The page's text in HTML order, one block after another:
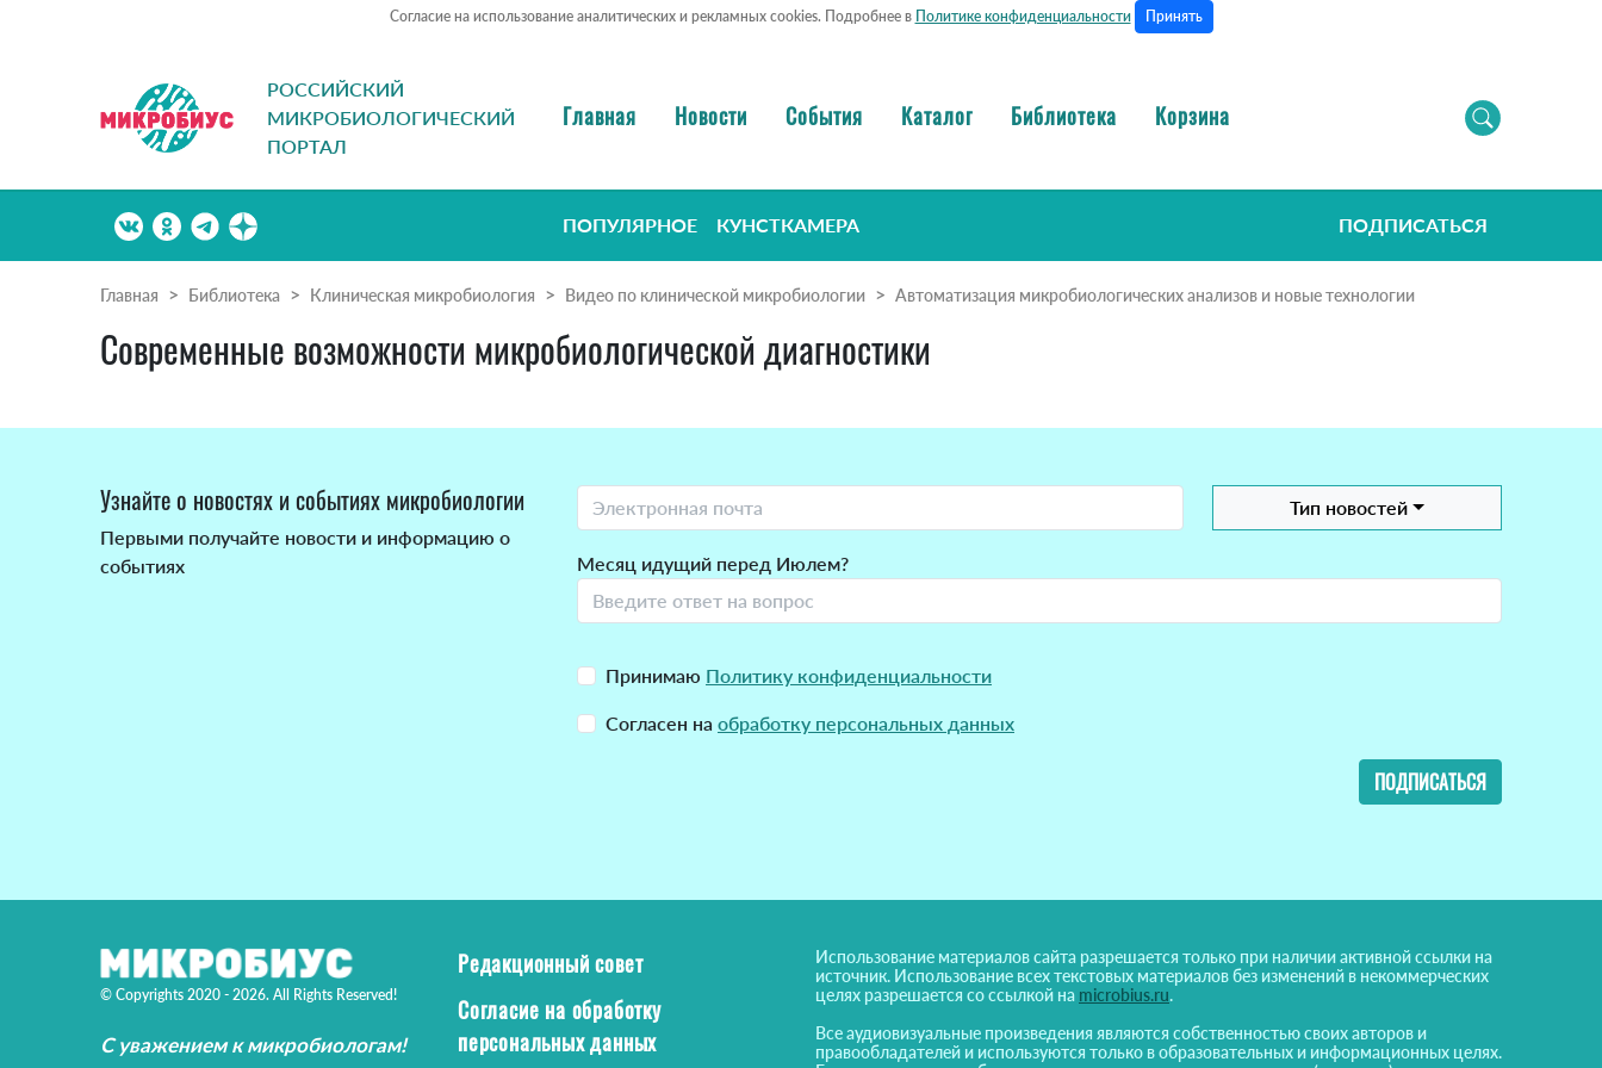
Согласие на использование аналитических и рекламных cookies. Подробнее в Политике конфиденциальности Принять
РОССИЙСКИЙ
МИКРОБИОЛОГИЧЕСКИЙ
ПОРТАЛ
Главная Новости События Каталог Библиотека Корзина
ПОПУЛЯРНОЕ КУНСТКАМЕРА ПОДПИСАТЬСЯ
Главная Библиотека Клиническая микробиология Видео по клинической микробиологии Автоматизация микробиологических анализов и новые технологии
Современные возможности микробиологической диагностики
Узнайте о новостях и событиях микробиологии
Первыми получайте новости и информацию о
событиях
Тип новостей
Месяц идущий перед Июлем?
Принимаю Политику конфиденциальности
Согласен на обработку персональных данных
ПОДПИСАТЬСЯ
© Copyrights 2020 - 2026. All Rights Reserved!
С уважением к микробиологам!
Редакционный совет
Согласие на обработку
персональных данных
Использование материалов сайта разрешается только при наличии активной ссылки на
источник. Использование всех текстовых материалов без изменений в некоммерческих
целях разрешается со ссылкой на microbius.ru.
Все аудиовизуальные произведения являются собственностью своих авторов и
правообладателей и используются только в образовательных и информационных целях.